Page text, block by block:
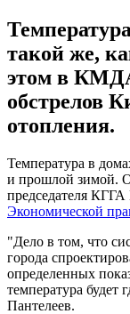
такой же,
этом в
обстрелов
отопления.
Температура в
и прошлой зимой.
председателя
Экономической
"Дело в том, что
города
определенных
температура будет
Пантелеев.